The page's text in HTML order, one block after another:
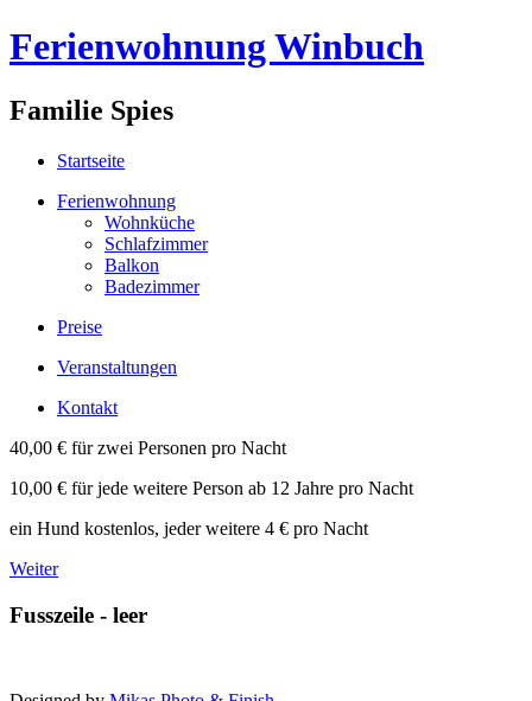
Ferienwohnung Winbuch
Familie Spies
Startseite
Ferienwohnung
Wohnküche
Schlafzimmer
Balkon
Badezimmer
Preise
Veranstaltungen
Kontakt
40,00 € für zwei Personen pro Nacht
10,00 € für jede weitere Person ab 12 Jahre pro Nacht
ein Hund kostenlos, jeder weitere 4 € pro Nacht
Weiter
Fusszeile - leer